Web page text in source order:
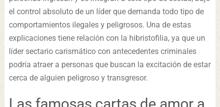
el control absoluto de un líder que demanda todo tipo de
comportamientos ilegales y peligrosos. Una de estas
explicaciones tiene relación con la hibristofilia, ya que un
líder sectario carismático con antecedentes criminales
podría atraer a personas que buscan la excitación de estar
cerca de alguien peligroso y transgresor.